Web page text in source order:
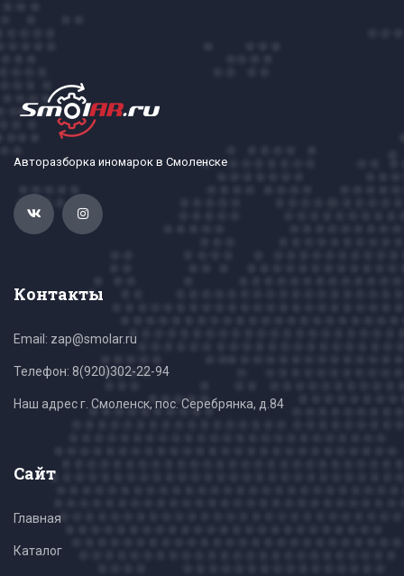
Авторазборка иномарок в Смоленске
Контакты
Email: zap@smolar.ru
Телефон: 8(920)302-22-94
Наш адрес г. Смоленск, пос. Серебрянка, д.84
Сайт
Главная
Каталог